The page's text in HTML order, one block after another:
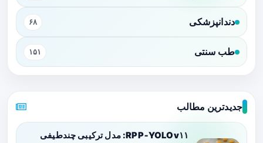
دندانپزشکی ۶۸
طب سنتی ۱۵۱
جدیدترین مطالب
RPP‑YOLOv۱۱: مدل ترکیبی چندطیفی